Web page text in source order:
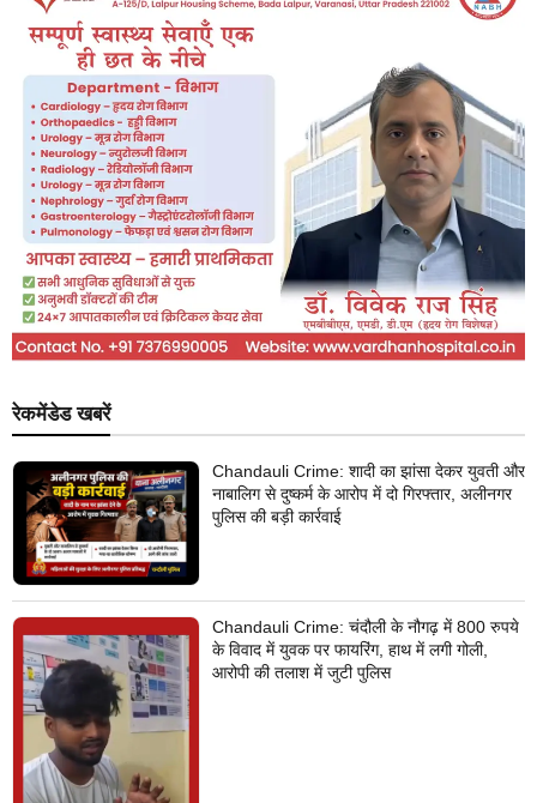
रेकमेंडेड खबरें
Chandauli Crime: शादी का झांसा देकर युवती और
नाबालिग से दुष्कर्म के आरोप में दो गिरफ्तार, अलीनगर
पुलिस की बड़ी कार्रवाई
Chandauli Crime: चंदौली के नौगढ़ में 800 रुपये
के विवाद में युवक पर फायरिंग, हाथ में लगी गोली,
आरोपी की तलाश में जुटी पुलिस